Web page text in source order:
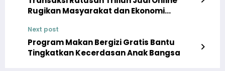
Rugikan Masyarakat dan Ekonomi
Next post
Program Makan Bergizi Gratis Bantu
Tingkatkan Kecerdasan Anak Bangsa